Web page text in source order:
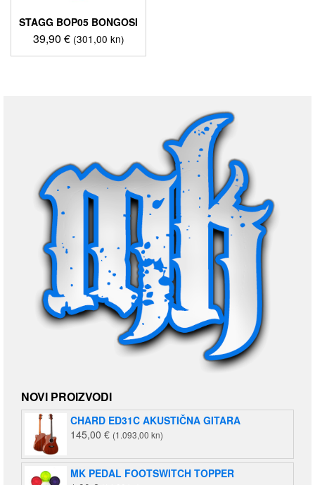
STAGG BOP05 BONGOSI
39,90 € (301,00 kn)
NOVI PROIZVODI
CHARD ED31C AKUSTIČNA GITARA
145,00 € (1.093,00 kn)
MK PEDAL FOOTSWITCH TOPPER